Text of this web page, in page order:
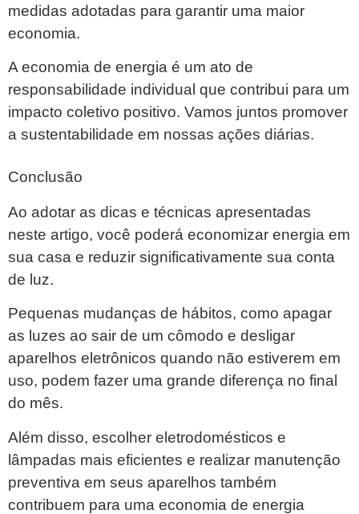
medidas adotadas para garantir uma maior
economia.
A economia de energia é um ato de
responsabilidade individual que contribui para um
impacto coletivo positivo. Vamos juntos promover
a sustentabilidade em nossas ações diárias.
Conclusão
Ao adotar as dicas e técnicas apresentadas
neste artigo, você poderá economizar energia em
sua casa e reduzir significativamente sua conta
de luz.
Pequenas mudanças de hábitos, como apagar
as luzes ao sair de um cômodo e desligar
aparelhos eletrônicos quando não estiverem em
uso, podem fazer uma grande diferença no final
do mês.
Além disso, escolher eletrodomésticos e
lâmpadas mais eficientes e realizar manutenção
preventiva em seus aparelhos também
contribuem para uma economia de energia